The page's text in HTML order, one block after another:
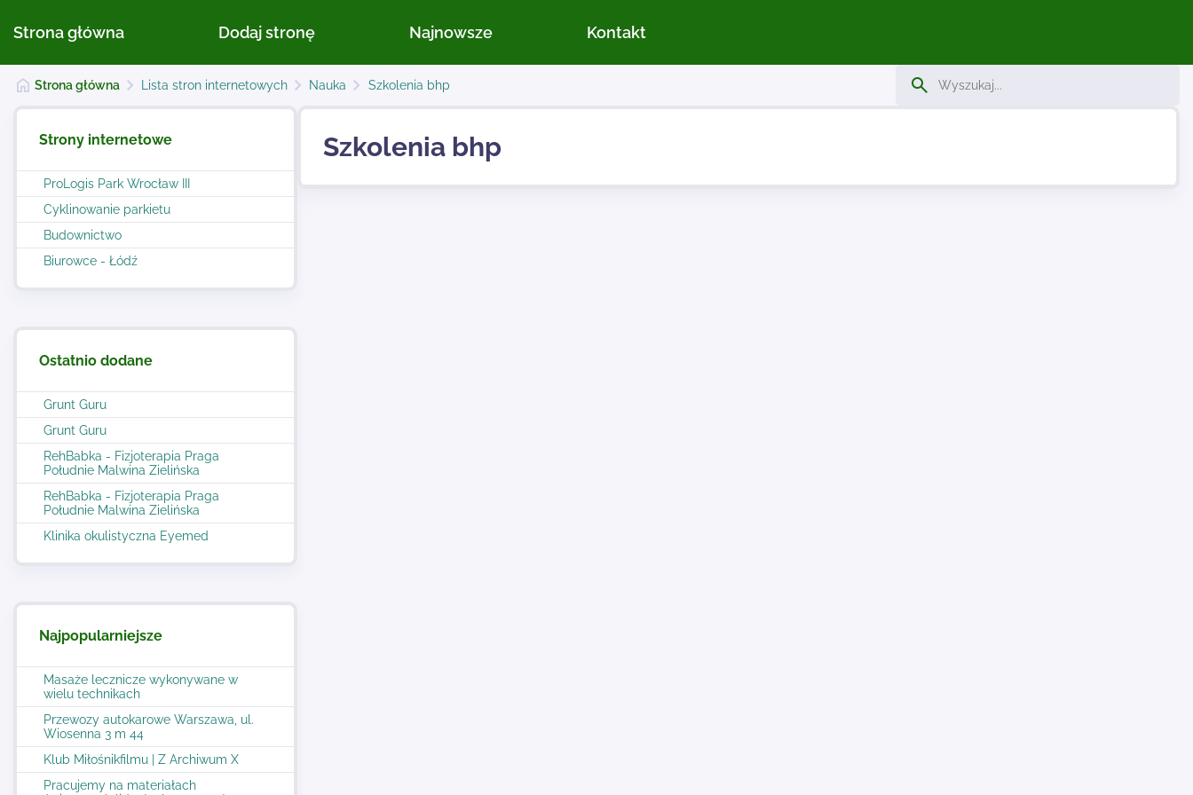
Strona główna Dodaj stronę Najnowsze Kontakt
Strona główna Lista stron internetowych Nauka Szkolenia bhp
Strony internetowe
ProLogis Park Wrocław III
Cyklinowanie parkietu
Budownictwo
Biurowce - Łódź
Ostatnio dodane
Grunt Guru
Grunt Guru
RehBabka - Fizjoterapia Praga
Południe Malwina Zielińska
RehBabka - Fizjoterapia Praga
Południe Malwina Zielińska
Klinika okulistyczna Eyemed
Najpopularniejsze
Masaże lecznicze wykonywane w
wielu technikach
Przewozy autokarowe Warszawa, ul.
Wiosenna 3 m 44
Klub Miłośnikfilmu | Z Archiwum X
Pracujemy na materiałach
Szkolenia bhp